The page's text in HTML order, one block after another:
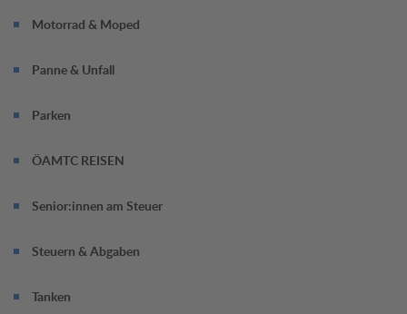
Motorrad & Moped
Panne & Unfall
Parken
ÖAMTC REISEN
Senior:innen am Steuer
Steuern & Abgaben
Tanken